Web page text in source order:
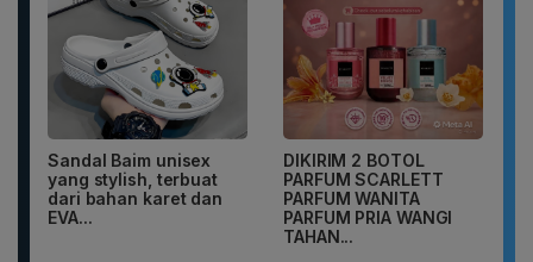
Sandal Baim unisex
yang stylish, terbuat
dari bahan karet dan
EVA...
DIKIRIM 2 BOTOL
PARFUM SCARLETT
PARFUM WANITA
PARFUM PRIA WANGI
TAHAN...